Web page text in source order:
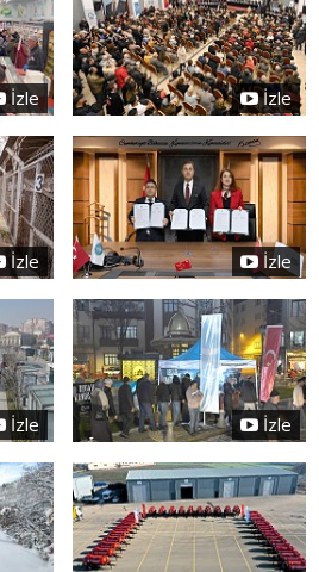
İzle İzle
İzle İzle
İzle İzle